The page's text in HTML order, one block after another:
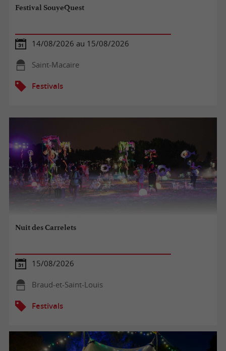
Festival SouyeQuest
14/08/2026 au 15/08/2026
Saint-Macaire
Festivals
Nuit des Carrelets
15/08/2026
Braud-et-Saint-Louis
Festivals